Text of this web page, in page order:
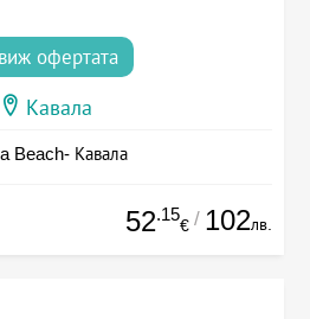
виж офертата
Кавала
Beach- Кавала
52.15
€ / 102лв.